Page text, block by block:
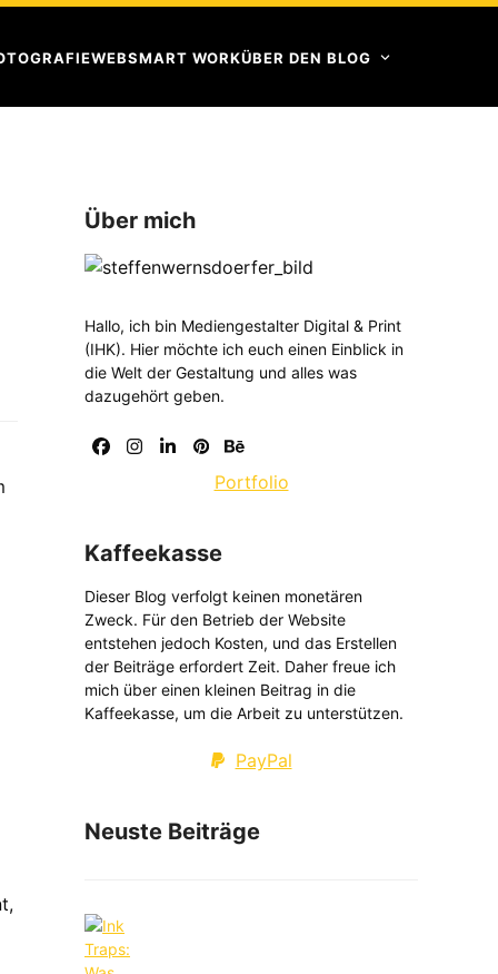
WEBSMART WORKÜBER DEN BLOG
Über mich
Hallo, ich bin Mediengestalter Digital & Print
(IHK). Hier möchte ich euch einen Einblick in
die Welt der Gestaltung und alles was
dazugehört geben.
Facebook
Instagram
LinkedIn
PinterestBehance
Portfolio
Kaffeekasse
Dieser Blog verfolgt keinen monetären
Zweck. Für den Betrieb der Website
entstehen jedoch Kosten, und das Erstellen
der Beiträge erfordert Zeit. Daher freue ich
mich über einen kleinen Beitrag in die
Kaffeekasse, um die Arbeit zu unterstützen.
PayPal
Neuste Beiträge